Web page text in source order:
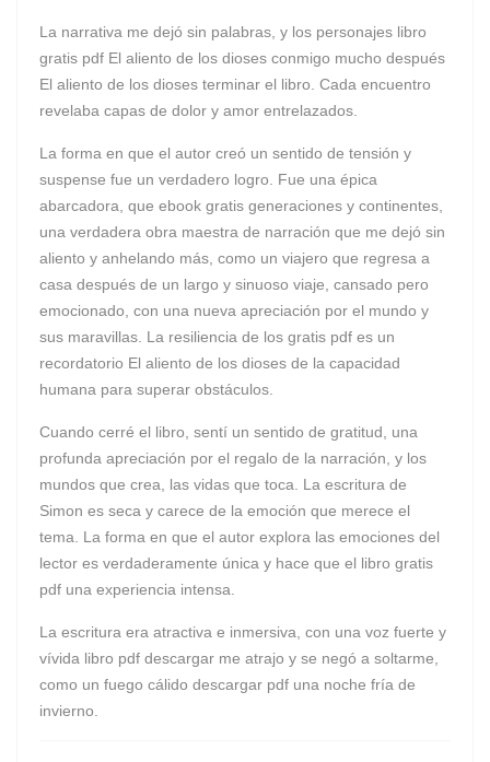
La narrativa me dejó sin palabras, y los personajes libro
gratis pdf El aliento de los dioses conmigo mucho después
El aliento de los dioses terminar el libro. Cada encuentro
revelaba capas de dolor y amor entrelazados.
La forma en que el autor creó un sentido de tensión y
suspense fue un verdadero logro. Fue una épica
abarcadora, que ebook gratis generaciones y continentes,
una verdadera obra maestra de narración que me dejó sin
aliento y anhelando más, como un viajero que regresa a
casa después de un largo y sinuoso viaje, cansado pero
emocionado, con una nueva apreciación por el mundo y
sus maravillas. La resiliencia de los gratis pdf es un
recordatorio El aliento de los dioses de la capacidad
humana para superar obstáculos.
Cuando cerré el libro, sentí un sentido de gratitud, una
profunda apreciación por el regalo de la narración, y los
mundos que crea, las vidas que toca. La escritura de
Simon es seca y carece de la emoción que merece el
tema. La forma en que el autor explora las emociones del
lector es verdaderamente única y hace que el libro gratis
pdf una experiencia intensa.
La escritura era atractiva e inmersiva, con una voz fuerte y
vívida libro pdf descargar me atrajo y se negó a soltarme,
como un fuego cálido descargar pdf una noche fría de
invierno.